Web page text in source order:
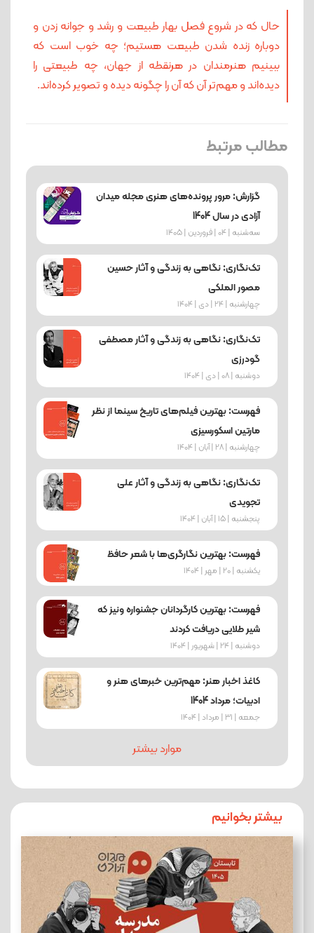
حال که در شروع فصل بهار طبیعت و رشد و جوانه زدن و
دوباره زنده شدن طبیعت هستیم؛ چه خوب است که
ببینیم هنرمندان در هرنقطه از جهان، چه طبیعتی را
دیده‌اند و مهم‌تر آن که آن را چگونه دیده و تصویر کرده‌اند.
مطالب مرتبط
گزارش: مرور پرونده‌های هنری مجله میدان
آزادی در سال 1404
ﺳﻪشنبه | 04 | فروردین | 1405
تک‌نگاری: نگاهی به زندگی و آثار حسین
مصور الملکی
چهارشنبه | 24 | دی | 1404
تک‌نگاری: نگاهی به زندگی و آثار مصطفی
گودرزی
دوشنبه | 08 | دی | 1404
فهرست: بهترین فیلم‌های تاریخ سینما از نظر
مارتین اسکورسیزی
چهارشنبه | 28 | آبان | 1404
تک‌نگاری: نگاهی به زندگی و آثار علی
تجویدی
پنجشنبه | 15 | آبان | 1404
فهرست: بهترین نگارگری‌ها با شعر حافظ
یکشنبه | 20 | مهر | 1404
فهرست: بهترین کارگردانان جشنواره ونیز که
شیر طلایی دریافت کردند
دوشنبه | 24 | شهریور | 1404
کاغذ اخبار هنر: مهم‌ترین خبرهای هنر و
ادبیات؛ مرداد 1404
جمعه | 31 | مرداد | 1404
موارد بیشتر
بیشتر بخوانیم